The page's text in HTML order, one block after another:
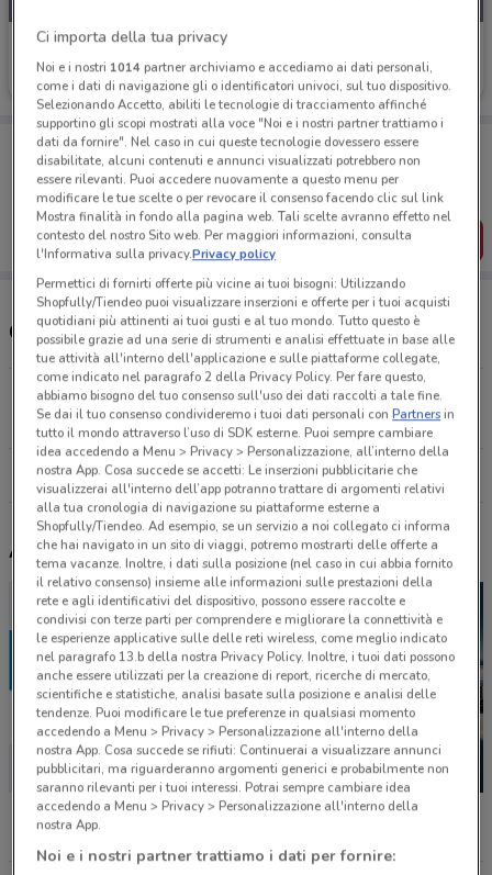
Mini
Scade il 31/12
Porta DoveConviene sempre con te!
Puoi trovare le migliori offerte dei negozi vicino a te,
salvarle e creare la tua lista del risparmio, comodamente
dal tuo cellulare.
SCARICA L’APP
Concessionari Mini nelle vicinanze
S.S. 117 Bis - Km 88.200 Gela
4 km
CHIUSO
Tutti i negozi Mini
Altri volantini nelle vicinanze
Bosch Car Service Citroën
Ci importa della tua privacy
Noi e i nostri 1014partner archiviamo e accediamo ai dati personali,
come i dati di navigazione gli o identificatori univoci, sul tuo dispositivo.
Selezionando Accetto, abiliti le tecnologie di tracciamento affinché
supportino gli scopi mostrati alla voce "Noi e i nostri partner trattiamo i
dati da fornire". Nel caso in cui queste tecnologie dovessero essere
disabilitate, alcuni contenuti e annunci visualizzati potrebbero non
essere rilevanti. Puoi accedere nuovamente a questo menu per
modificare le tue scelte o per revocare il consenso facendo clic sul link
Mostra finalità in fondo alla pagina web. Tali scelte avranno effetto nel
contesto del nostro Sito web. Per maggiori informazioni, consulta
l'Informativa sulla privacy.Privacy policy
Permettici di fornirti offerte più vicine ai tuoi bisogni: Utilizzando
Shopfully/Tiendeo puoi visualizzare inserzioni e offerte per i tuoi acquisti
quotidiani più attinenti ai tuoi gusti e al tuo mondo. Tutto questo è
possibile grazie ad una serie di strumenti e analisi effettuate in base alle
tue attività all'interno dell'applicazione e sulle piattaforme collegate,
come indicato nel paragrafo 2 della Privacy Policy. Per fare questo,
abbiamo bisogno del tuo consenso sull'uso dei dati raccolti a tale fine.
Se dai il tuo consenso condivideremo i tuoi dati personali conPartnersin
tutto il mondo attraverso l’uso di SDK esterne. Puoi sempre cambiare
idea accedendo a Menu > Privacy > Personalizzazione, all’interno della
nostra App. Cosa succede se accetti: Le inserzioni pubblicitarie che
visualizzerai all'interno dell’app potranno trattare di argomenti relativi
alla tua cronologia di navigazione su piattaforme esterne a
Shopfully/Tiendeo. Ad esempio, se un servizio a noi collegato ci informa
che hai navigato in un sito di viaggi, potremo mostrarti delle offerte a
tema vacanze. Inoltre, i dati sulla posizione (nel caso in cui abbia fornito
il relativo consenso) insieme alle informazioni sulle prestazioni della
rete e agli identificativi del dispositivo, possono essere raccolte e
condivisi con terze parti per comprendere e migliorare la connettività e
le esperienze applicative sulle delle reti wireless, come meglio indicato
nel paragrafo 13.b della nostra Privacy Policy. Inoltre, i tuoi dati possono
anche essere utilizzati per la creazione di report, ricerche di mercato,
scientifiche e statistiche, analisi basate sulla posizione e analisi delle
tendenze. Puoi modificare le tue preferenze in qualsiasi momento
accedendo a Menu > Privacy > Personalizzazione all'interno della
nostra App. Cosa succede se rifiuti: Continuerai a visualizzare annunci
pubblicitari, ma riguarderanno argomenti generici e probabilmente non
saranno rilevanti per i tuoi interessi. Potrai sempre cambiare idea
accedendo a Menu > Privacy > Personalizzazione all'interno della
nostra App.
Noi e i nostri partner trattiamo i dati per fornire: